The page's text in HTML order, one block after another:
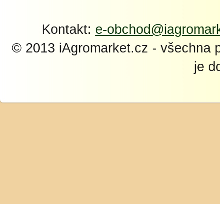
Kontakt: e-
© 2013 iAgromarket.cz - všechna
je